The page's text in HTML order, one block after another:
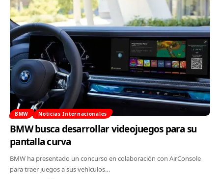
BMW Noticias Internacionales
BMW busca desarrollar videojuegos para su
pantalla curva
BMW ha presentado un concurso en colaboración con AirConsole
para traer juegos a sus vehículos…